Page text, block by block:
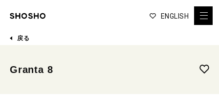
ENGLISH
戻る
Granta 8